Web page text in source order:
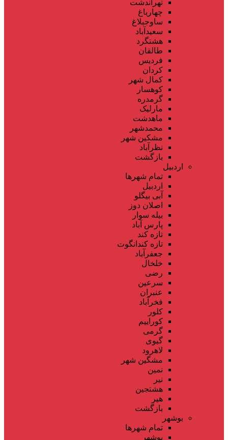
تهراندشت
چهارباغ
ساوجبلاغ
سعیدآباد
هشتگرد
طالقان
فردیس
کردان
کمال شهر
کوهسار
گرمدره
مارلیک
ماهدشت
محمدشهر
مشکین شهر
نظرآباد
بازگشت
اردبیل
تمام شهر‌ها
اردبیل
آبی بیگلو
اصلان دوز
بیله سوار
پارس آباد
تازه کند
تازه کندانگوت
جعفرآباد
خلخال
رضی
سرعین
عنبران
فخرآباد
کلور
کوراییم
گرمی
گیوی
لاهرود
مشگین شهر
نمین
نیر
هشتجین
هیر
بازگشت
بوشهر
تمام شهر‌ها
بوشهر